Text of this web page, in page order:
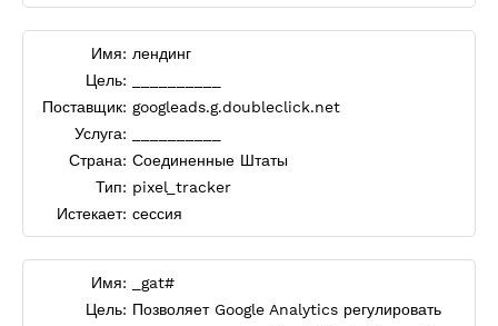
Имя: лендинг
Цель:
Поставщик: googleads.g.doubleclick.net
Услуга:
Страна: Соединенные Штаты
Тип: pixel_tracker
Истекает: сессия
Имя:
_gat#
Цель: Позволяет Google Analytics регулировать